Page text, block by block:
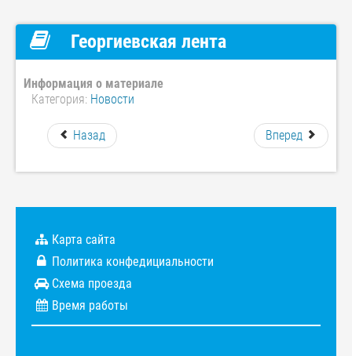
Георгиевская лента
Информация о материале
Категория: Новости
Назад Вперед
Карта сайта
Политика конфедициальности
Схема проезда
Время работы